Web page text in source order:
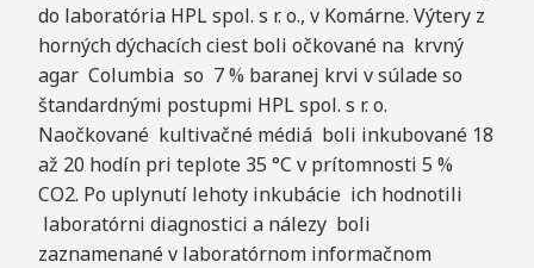
do laboratória HPL spol. s r. o., v Komárne. Výtery z
horných dýchacích ciest boli očkované na krvný
agar Columbia so 7 % baranej krvi v súlade so
štandardnými postupmi HPL spol. s r. o.
Naočkované kultivačné médiá boli inkubované 18
až 20 hodín pri teplote 35 °C v prítomnosti 5 %
CO2. Po uplynutí lehoty inkubácie ich hodnotili
laboratórni diagnostici a nálezy boli
zaznamenané v laboratórnom informačnom